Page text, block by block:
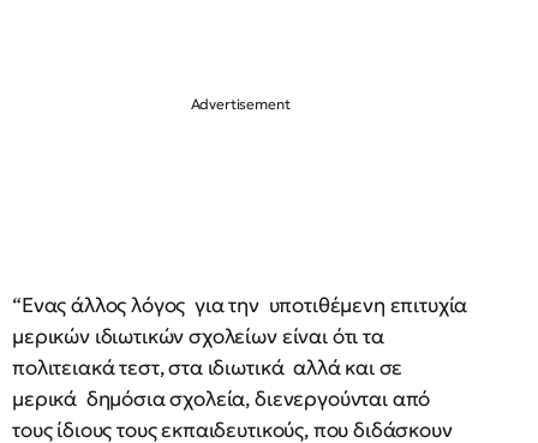
“Ενας άλλος λόγος για την υποτιθέμενη επιτυχία
μερικών ιδιωτικών σχολείων είναι ότι τα
πολιτειακά τεστ, στα ιδιωτικά αλλά και σε
μερικά δημόσια σχολεία, διενεργούνται από
τους ίδιους τους εκπαιδευτικούς, που διδάσκουν